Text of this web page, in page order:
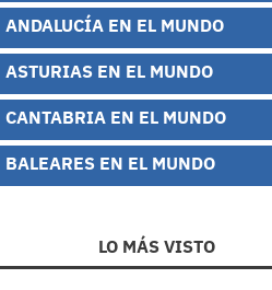
ANDALUCÍA EN EL MUNDO
ASTURIAS EN EL MUNDO
CANTABRIA EN EL MUNDO
BALEARES EN EL MUNDO
LO MÁS VISTO